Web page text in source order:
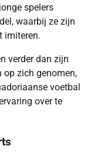
spelers
waarbij ze zijn
imiteren.
verder dan zijn
op zich genomen,
voetbal
over te